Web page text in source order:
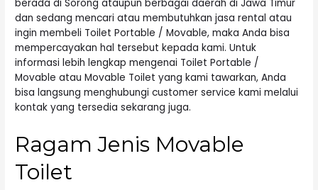
berada di Sorong ataupun berbagai daerah di Jawa Timur
dan sedang mencari atau membutuhkan jasa rental atau
ingin membeli Toilet Portable / Movable, maka Anda bisa
mempercayakan hal tersebut kepada kami. Untuk
informasi lebih lengkap mengenai Toilet Portable /
Movable atau Movable Toilet yang kami tawarkan, Anda
bisa langsung menghubungi customer service kami melalui
kontak yang tersedia sekarang juga.
Ragam Jenis Movable
Toilet